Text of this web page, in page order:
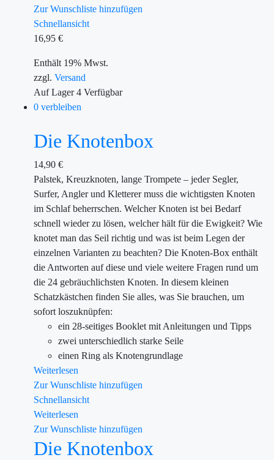
Zur Wunschliste hinzufügen
Schnellansicht
16,95 €
Enthält 19% Mwst.
zzgl. Versand
Auf Lager4 Verfügbar
0 verbleiben
Die Knotenbox
14,90 €
Palstek, Kreuzknoten, lange Trompete – jeder Segler,
Surfer, Angler und Kletterer muss die wichtigsten Knoten
im Schlaf beherrschen. Welcher Knoten ist bei Bedarf
schnell wieder zu lösen, welcher hält für die Ewigkeit? Wie
knotet man das Seil richtig und was ist beim Legen der
einzelnen Varianten zu beachten? Die Knoten-Box enthält
die Antworten auf diese und viele weitere Fragen rund um
die 24 gebräuchlichsten Knoten. In diesem kleinen
Schatzkästchen finden Sie alles, was Sie brauchen, um
sofort loszuknüpfen:
ein 28-seitiges Booklet mit Anleitungen und Tipps
zwei unterschiedlich starke Seile
einen Ring als Knotengrundlage
Weiterlesen
Zur Wunschliste hinzufügen
Schnellansicht
Weiterlesen
Zur Wunschliste hinzufügen
Die Knotenbox